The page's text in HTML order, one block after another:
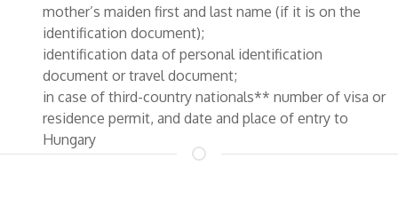
mother’s maiden first and last name (if it is on the
identification document);
identification data of personal identification
document or travel document;
in case of third-country nationals** number of visa or
residence permit, and date and place of entry to
Hungary